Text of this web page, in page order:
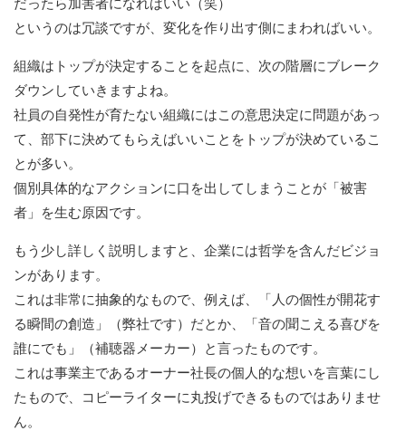
というのは冗談ですが、変化を作り出す側にまわればいい。
組織はトップが決定することを起点に、次の階層にブレーク
ダウンしていきますよね。
社員の自発性が育たない組織にはこの意思決定に問題があっ
て、部下に決めてもらえばいいことをトップが決めているこ
とが多い。
個別具体的なアクションに口を出してしまうことが「被害
者」を生む原因です。
もう少し詳しく説明しますと、企業には哲学を含んだビジョ
ンがあります。
これは非常に抽象的なもので、例えば、「人の個性が開花す
る瞬間の創造」（弊社です）だとか、「音の聞こえる喜びを
誰にでも」（補聴器メーカー）と言ったものです。
これは事業主であるオーナー社長の個人的な想いを言葉にし
たもので、コピーライターに丸投げできるものではありませ
ん。